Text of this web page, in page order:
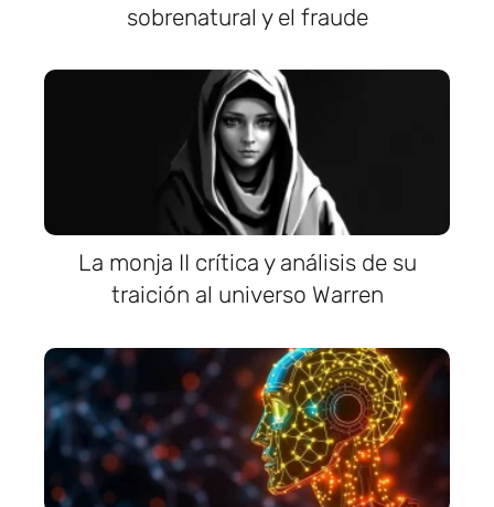
sobrenatural y el fraude
La monja II crítica y análisis de su
traición al universo Warren